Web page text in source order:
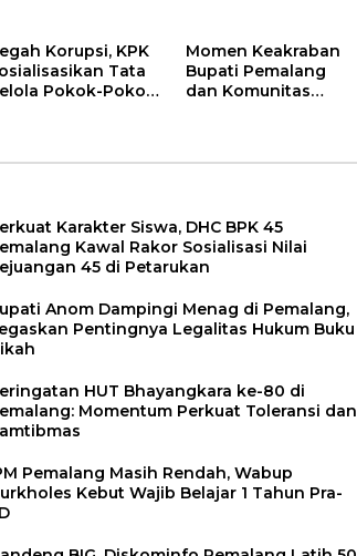
Notonagoro
Korupsi, KPK
Tata
Pokok-Pokok
Momen Keakraban
Bupati Pemalang
dan Komunitas
Karakter Siswa, DHC BPK 45
Kawal Rakor Sosialisasi Nilai
45 di Petarukan
Anom Dampingi Menag di Pemalang,
Pentingnya Legalitas Hukum Buku
HUT Bhayangkara ke-80 di
Momentum Perkuat Toleransi dan
Pemalang Masih Rendah, Wabup
Kebut Wajib Belajar 1 Tahun Pra-